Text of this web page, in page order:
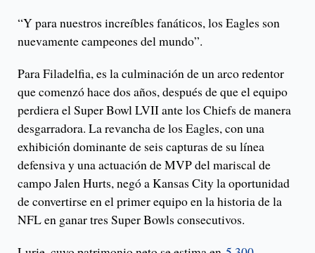
“Y para nuestros increíbles fanáticos, los Eagles son
nuevamente campeones del mundo”.
Para Filadelfia, es la culminación de un arco redentor
que comenzó hace dos años, después de que el equipo
perdiera el Super Bowl LVII ante los Chiefs de manera
desgarradora. La revancha de los Eagles, con una
exhibición dominante de seis capturas de su línea
defensiva y una actuación de MVP del mariscal de
campo Jalen Hurts, negó a Kansas City la oportunidad
de convertirse en el primer equipo en la historia de la
NFL en ganar tres Super Bowls consecutivos.